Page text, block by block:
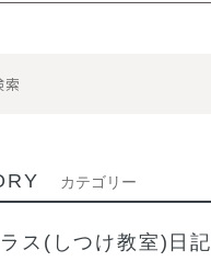
カテゴリー
ス(しつけ教室)日記